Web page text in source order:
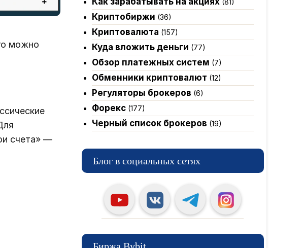
можно
счета» —
(81)
Криптобиржи (36)
Криптовалюта (157)
Куда вложить деньги (77)
Обзор платежных систем (7)
Обменники криптовалют (12)
Регуляторы брокеров (6)
Форекс(177)
Черный список брокеров (19)
Блог в социальных сетях